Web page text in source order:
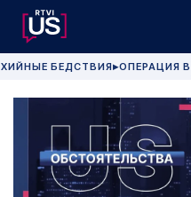
БЕДСТВИЯ▶ОПЕРАЦИЯ